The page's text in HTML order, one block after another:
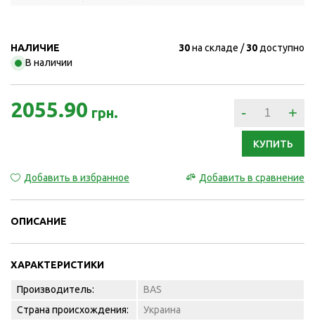
НАЛИЧИЕ
В наличии
30на складе 30 доступно
2055.90 грн. - +
КУПИТЬ
Добавить в избранное Добавить в сравнение
ОПИСАНИЕ
ХАРАКТЕРИСТИКИ
Производитель:
BAS
Страна происхождения:
Украина